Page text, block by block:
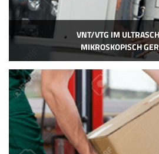
VNT/VTG IM
MIKROSKOPISCH